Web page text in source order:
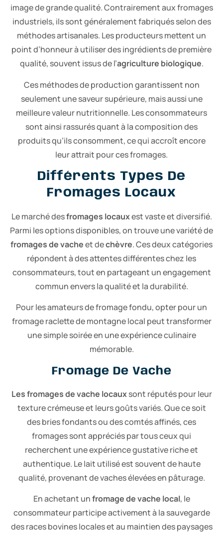
image de grande qualité. Contrairement aux fromages
industriels, ils sont généralement fabriqués selon des
méthodes artisanales. Les producteurs mettent un
point d’honneur à utiliser des ingrédients de première
qualité, souvent issus de l’agriculture biologique.
Ces méthodes de production garantissent non
seulement une saveur supérieure, mais aussi une
meilleure valeur nutritionnelle. Les consommateurs
sont ainsi rassurés quant à la composition des
produits qu’ils consomment, ce qui accroît encore
leur attrait pour ces fromages.
Différents Types De
Fromages Locaux
Le marché desfromages locauxest vaste et diversifié.
Parmi les options disponibles, on trouve une variété de
fromages de vacheet dechèvre. Ces deux catégories
répondent à des attentes différentes chez les
consommateurs, tout en partageant un engagement
commun envers la qualité et la durabilité.
Pour les amateurs de fromage fondu, opter pour un
fromage raclette de montagnelocal peut transformer
une simple soirée en une expérience culinaire
mémorable.
Fromage De Vache
Les fromages de vache locauxsont réputés pour leur
texture crémeuse et leurs goûts variés. Que ce soit
des bries fondants ou des comtés affinés, ces
fromages sont appréciés par tous ceux qui
recherchent une expérience gustative riche et
authentique. Le lait utilisé est souvent de haute
qualité, provenant de vaches élevées en pâturage.
En achetant unfromage de vache local, le
consommateur participe activement à la sauvegarde
des races bovines locales et au maintien des paysages